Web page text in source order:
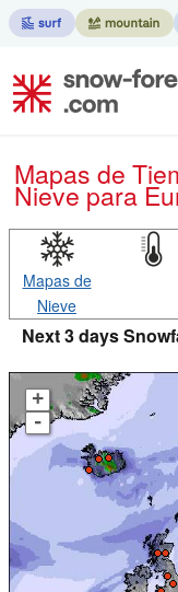
Mapas de Tiempo y Condiciones de
Nievepara
Mapas de
Nieve
Next 3 days
+
-